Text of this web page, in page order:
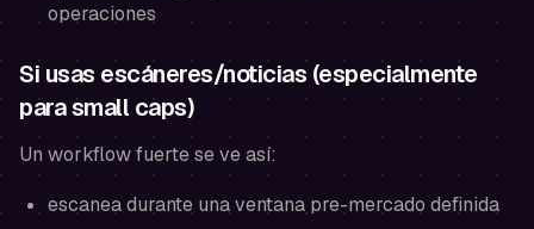
operaciones
Si usas escáneres/noticias (especialmente
para small caps)
Un workflow fuerte se ve así:
escanea durante una ventana pre-mercado definida